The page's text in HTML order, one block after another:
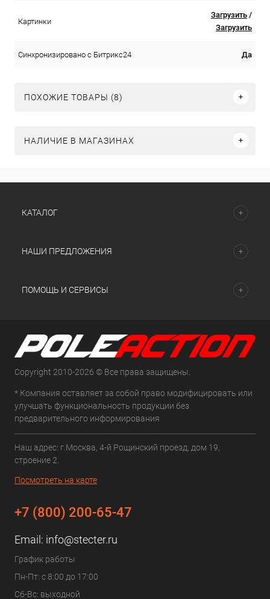
Картинки
Загрузить /
Загрузить
Синхронизировано с Битрикс24 Да
ПОХОЖИЕ ТОВАРЫ (8)
НАЛИЧИЕ В МАГАЗИНАХ
КАТАЛОГ
НАШИ ПРЕДЛОЖЕНИЯ
ПОМОЩЬ И СЕРВИСЫ
Copyright 2010-2026 © Все права защищены.
* Компания оставляет за собой право модифицировать или
улучшать функциональность продукции без
предварительного информирования
Наш адрес: г.Москва, 4-й Рощинский проезд, дом 19,
строение 2.
Посмотреть на карте
+7 (800) 200-65-47
Email: info@stecter.ru
График работы
Пн-Пт: с 8:00 до 17:00
Сб-Вс: выходной